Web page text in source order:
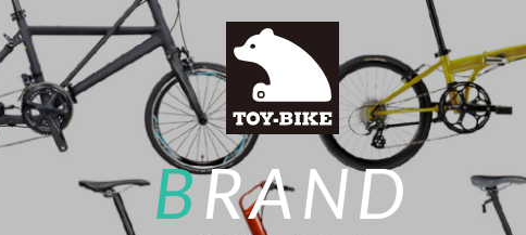
BRAND